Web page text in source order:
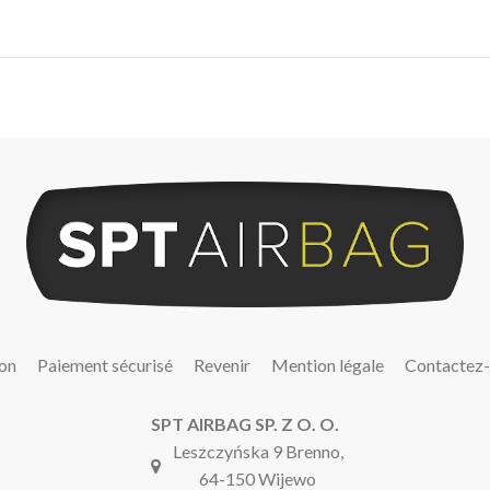
Paiement sécurisé Revenir Mention légale
SPT AIRBAG SP. Z O. O.
Leszczyńska 9 Brenno,
64-150 Wijewo